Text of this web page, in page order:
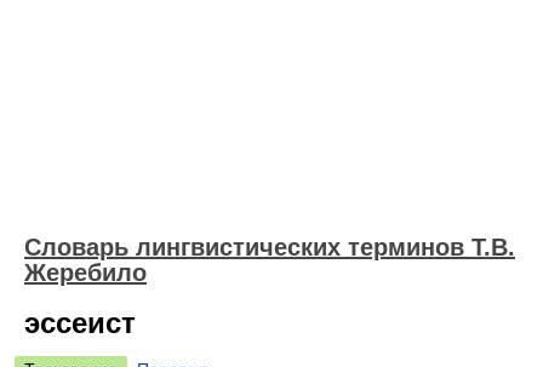
Словарь лингвистических терминов Т.В.
Жеребило
эссеист